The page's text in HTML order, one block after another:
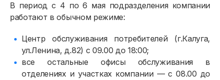
В период с 4 по 6 мая подразделения компании
работают в обычном режиме:
Центр обслуживания потребителей (г.Калуга,
ул.Ленина, д.82) с 09.00 до 18:00;
все остальные офисы обслуживания в
отделениях и участках компании — с 08.00 до